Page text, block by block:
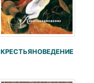
КРЕСТЬЯНОВЕДЕНИЕ